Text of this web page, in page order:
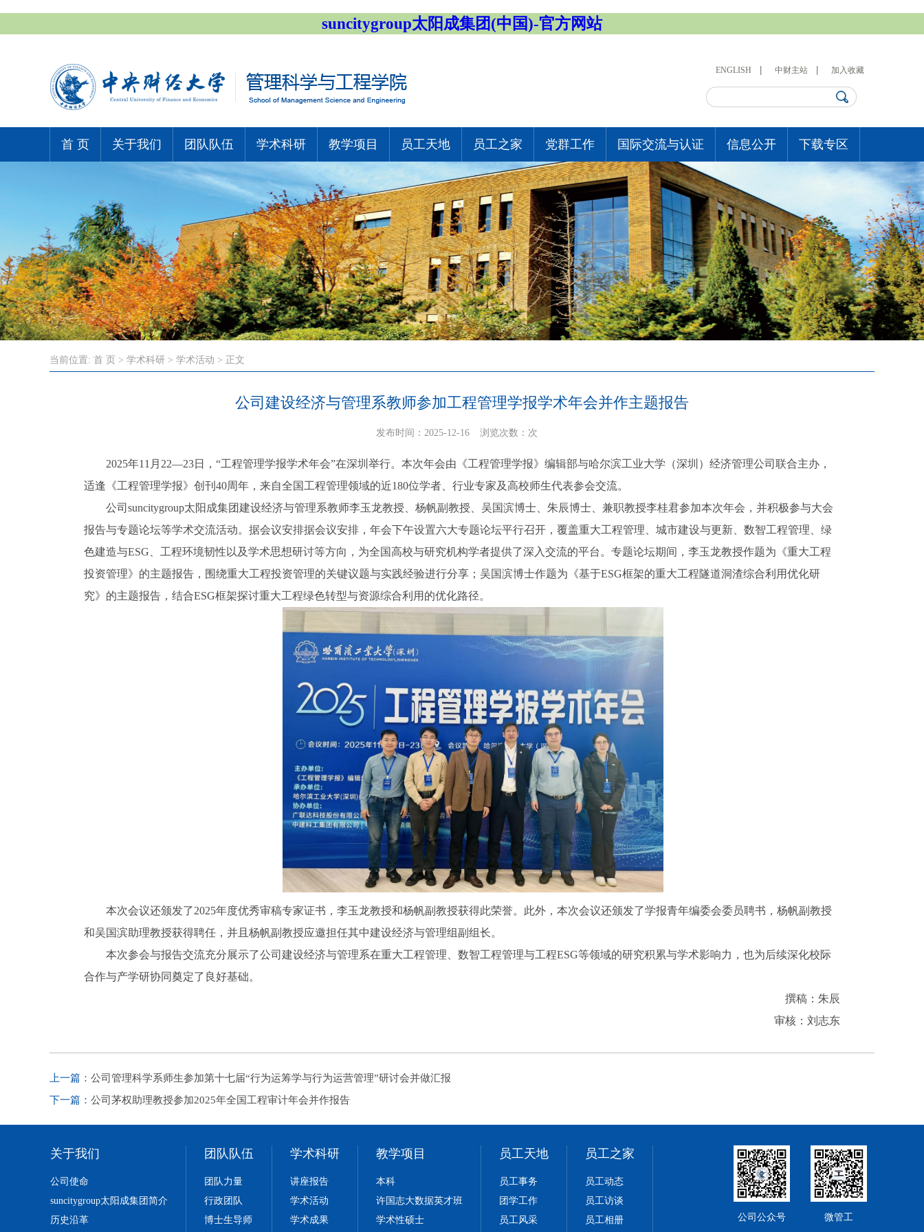
suncitygroup太阳成集团(中国)-官方网站
ENGLISH 中财主站 加入收藏
首 页 关于我们 团队队伍 学术科研 教学项目 员工天地 员工之家 党群工作 国际交流与认证 信息公开 下载专区
当前位置: 首 页 > 学术科研 > 学术活动 > 正文
公司建设经济与管理系教师参加工程管理学报学术年会并作主题报告
发布时间：2025-12-16 浏览次数： 次
2025年11月22—23日，“工程管理学报学术年会”在深圳举行。本次年会由《工程管理学报》编辑部与哈尔滨工业大学（深圳）经济管理公司联合主办，
适逢《工程管理学报》创刊40周年，来自全国工程管理领域的近180位学者、行业专家及高校师生代表参会交流。
公司suncitygroup太阳成集团建设经济与管理系教师李玉龙教授、杨帆副教授、吴国滨博士、朱辰博士、兼职教授李桂君参加本次年会，并积极参与大会
报告与专题论坛等学术交流活动。据会议安排据会议安排，年会下午设置六大专题论坛平行召开，覆盖重大工程管理、城市建设与更新、数智工程管理、绿
色建造与ESG、工程环境韧性以及学术思想研讨等方向，为全国高校与研究机构学者提供了深入交流的平台。专题论坛期间，李玉龙教授作题为《重大工程
投资管理》的主题报告，围绕重大工程投资管理的关键议题与实践经验进行分享；吴国滨博士作题为《基于ESG框架的重大工程隧道洞渣综合利用优化研
究》的主题报告，结合ESG框架探讨重大工程绿色转型与资源综合利用的优化路径。
本次会议还颁发了2025年度优秀审稿专家证书，李玉龙教授和杨帆副教授获得此荣誉。此外，本次会议还颁发了学报青年编委会委员聘书，杨帆副教授
和吴国滨助理教授获得聘任，并且杨帆副教授应邀担任其中建设经济与管理组副组长。
本次参会与报告交流充分展示了公司建设经济与管理系在重大工程管理、数智工程管理与工程ESG等领域的研究积累与学术影响力，也为后续深化校际
合作与产学研协同奠定了良好基础。
撰稿：朱辰
审核：刘志东
上一篇： 公司管理科学系师生参加第十七届“行为运筹学与行为运营管理”研讨会并做汇报
下一篇： 公司茅权助理教授参加2025年全国工程审计年会并作报告
关于我们
公司使命
​suncitygroup太阳成集团简介
历史沿革
团队队伍
团队力量
行政团队
博士生导师
学术科研
讲座报告
学术活动
学术成果
教学项目
本科
许国志大数据英才班
学术性硕士
员工天地
员工事务
团学工作
员工风采
员工之家
员工动态
员工访谈
员工相册
公司公众号 微管工